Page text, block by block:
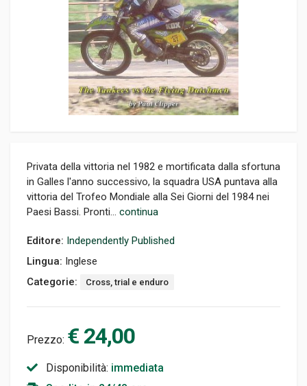
Privata della vittoria nel 1982 e mortificata dalla sfortuna
in Galles l'anno successivo, la squadra USA puntava alla
vittoria del Trofeo Mondiale alla Sei Giorni del 1984 nei
Paesi Bassi. Pronti... continua
Editore: Independently Published
Lingua: Inglese
Categorie:
Cross, trial e enduro
Prezzo: € 24,00
Disponibilità: immediata